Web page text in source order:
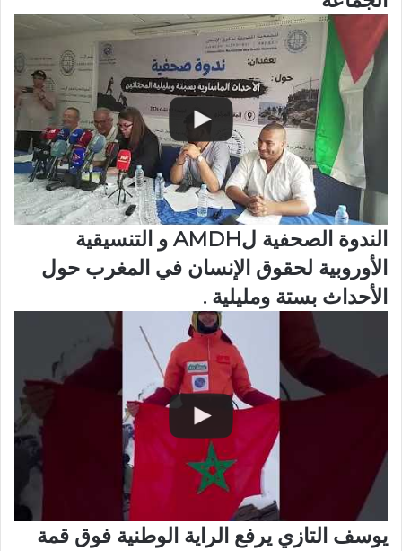
الندوة الصحفية لAMDH و التنسيقية
الأوروبية لحقوق الإنسان في المغرب حول
الأحداث بستة ومليلية .
يوسف التازي يرفع الراية الوطنية فوق قمة